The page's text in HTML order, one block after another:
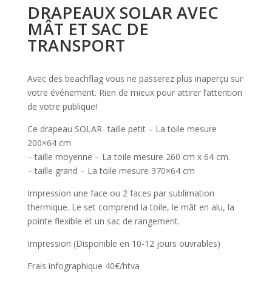
DRAPEAUX SOLAR AVEC
MÂT ET SAC DE
TRANSPORT
Avec des beachflag vous ne passerez plus inaperçu sur
votre événement. Rien de mieux pour attirer l’attention
de votre publique!
Ce drapeau SOLAR- taille petit – La toile mesure
200×64 cm
– taille moyenne – La toile mesure 260 cm x 64 cm.
– taille grand – La toile mesure 370×64 cm
Impression une face ou 2 faces par sublimation
thermique. Le set comprend la toile, le mât en alu, la
pointe flexible et un sac de rangement.
Impression (Disponible en 10-12 jours ouvrables)
Frais infographique 40€/htva